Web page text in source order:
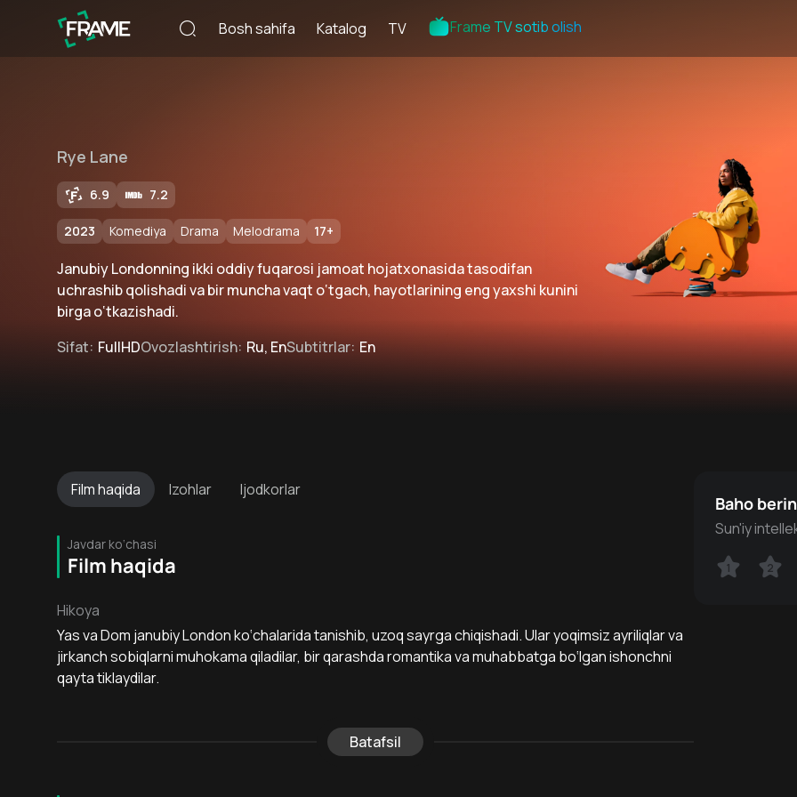
Bosh sahifa Katalog TV Frame TV sotib olish
Rye Lane
6.9 7.2
2023 Komediya Drama Melodrama 17+
Janubiy Londonning ikki oddiy fuqarosi jamoat hojatxonasida tasodifan
uchrashib qolishadi va bir muncha vaqt o‘tgach, hayotlarining eng yaxshi kunini
birga o‘tkazishadi.
Sifat: FullHDOvozlashtirish: Ru, EnSubtitrlar: En
Filmhaqida Izohlar Ijodkorlar
Javdar ko‘chasi
Film haqida
Hikoya
Yas va Dom janubiy London ko‘chalarida tanishib, uzoq sayrga chiqishadi. Ular yoqimsiz ayriliqlar va
jirkanch sobiqlarni muhokama qiladilar, bir qarashda romantika va muhabbatga bo‘lgan ishonchni
qayta tiklaydilar.
Batafsil
Baho
Sun'iy
1 2
1 2